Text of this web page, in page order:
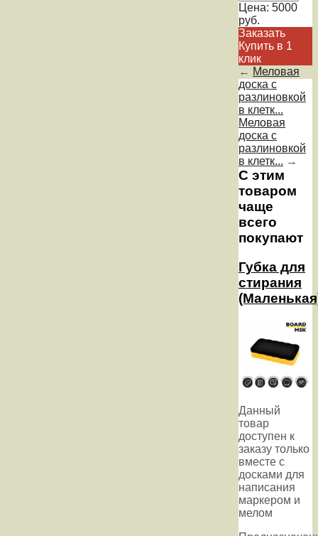
Цена: 5000
руб.
Заказать
Купить в 1
клик
← Меловая
доска с
разлиновкой
в клетк...
Меловая
доска с
разлиновкой
в клетк... →
С этим
товаром
чаще
всего
покупают
Губка для
стирания
Данный
товар
доступен к
заказу только
вместе с
досками для
написания
маркером и
мелом